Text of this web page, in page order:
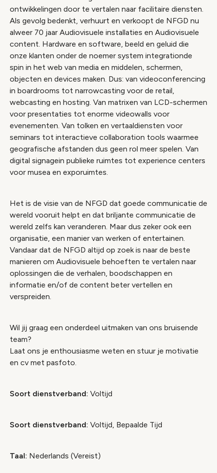
ontwikkelingen door te vertalen naar facilitaire diensten.
Als gevolg bedenkt, verhuurt en verkoopt de NFGD nu
alweer 70 jaar Audiovisuele installaties en Audiovisuele
content. Hardware en software, beeld en geluid die
onze klanten onder de noemer system integrationde
spin in het web van media en middelen, schermen,
objecten en devices maken. Dus: van videoconferencing
in boardrooms tot narrowcasting voor de retail,
webcasting en hosting. Van matrixen van LCD-schermen
voor presentaties tot enorme videowalls voor
evenementen. Van tolken en vertaaldiensten voor
seminars tot interactieve collaboration tools waarmee
geografische afstanden dus geen rol meer spelen. Van
digital signagein publieke ruimtes tot experience centers
voor musea en exporuimtes.
Het is de visie van de NFGD dat goede communicatie de
wereld vooruit helpt en dat briljante communicatie de
wereld zelfs kan veranderen. Maar dus zeker ook een
organisatie, een manier van werken of entertainen.
Vandaar dat de NFGD altijd op zoek is naar de beste
manieren om Audiovisuele behoeften te vertalen naar
oplossingen die de verhalen, boodschappen en
informatie en/of de content beter vertellen en
verspreiden.
Wil jij graag een onderdeel uitmaken van ons bruisende
team?
Laat ons je enthousiasme weten en stuur je motivatie
en cv met pasfoto.
Soort dienstverband: Voltijd
Soort dienstverband: Voltijd, Bepaalde Tijd
Taal: Nederlands (Vereist)